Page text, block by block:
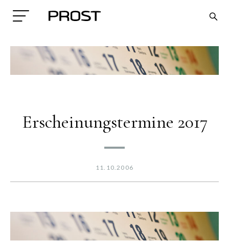
Erscheinungstermine 2017
11.10.2006